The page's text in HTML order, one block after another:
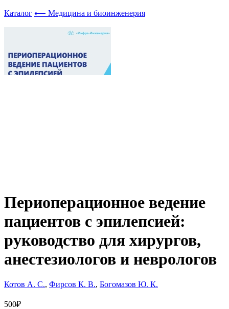
Каталог ⟵ Медицина и биоинженерия
Периоперационное ведение
пациентов с эпилепсией:
руководство для хирургов,
анестезиологов и неврологов
Котов А. С., Фирсов К. В., Богомазов Ю. К.
500₽